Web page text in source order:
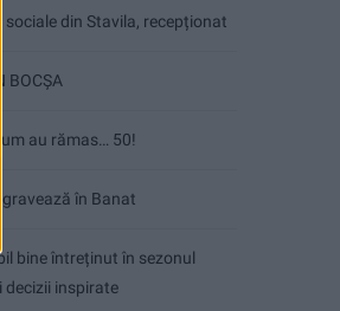
din Stavila, recepționat
BOCȘA
au rămas… 50!
în Banat
bine întreținut în sezonul
decizii inspirate